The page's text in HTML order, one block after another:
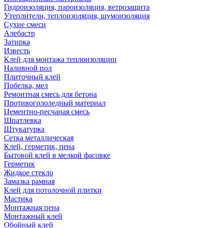
Гидроизоляция, пароизоляция, ветрозащита
Утеплители, теплоизоляция, шумоизоляция
Сухие смеси
Алебастр
Затирка
Известь
Клей для монтажа теплоизоляции
Наливной пол
Плиточный клей
Побелка, мел
Ремонтная смесь для бетона
Противогололедный материал
Цементно-песчаная смесь
Шпатлевка
Штукатурка
Сетка металлическая
Клей, герметик, пена
Бытовой клей в мелкой фасовке
Герметик
Жидкое стекло
Замазка рамная
Клей для потолочной плитки
Мастика
Монтажная пена
Монтажный клей
Обойный клей